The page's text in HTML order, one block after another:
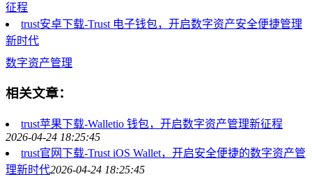
征程
trust安卓下载-Trust 电子钱包，开启数字资产安全便捷管理
新时代
数字资产管理
相关文章：
trust苹果下载-Walletio 钱包，开启数字资产管理新征程
2026-04-24 18:25:45
trust官网下载-Trust iOS Wallet，开启安全便捷的数字资产管
理新时代2026-04-24 18:25:45